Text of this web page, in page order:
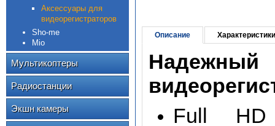
Аксессуары для
видеорегистраторов
Sho-me
Mio
Мультикоптеры
Радиостанции
Экшн камеры
Описание Характеристики
Full HD